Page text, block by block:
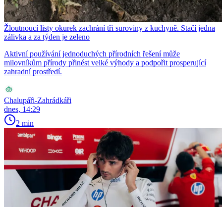
Žloutnoucí listy okurek zachrání tři suroviny z kuchyně. Stačí jedna
zálivka a za týden je zeleno
Aktivní používání jednoduchých přírodních řešení může
milovníkům přírody přinést velké výhody a podpořit prosperující
zahradní prostředí.
Chalupáři-Zahrádkáři
dnes, 14:29
2 min